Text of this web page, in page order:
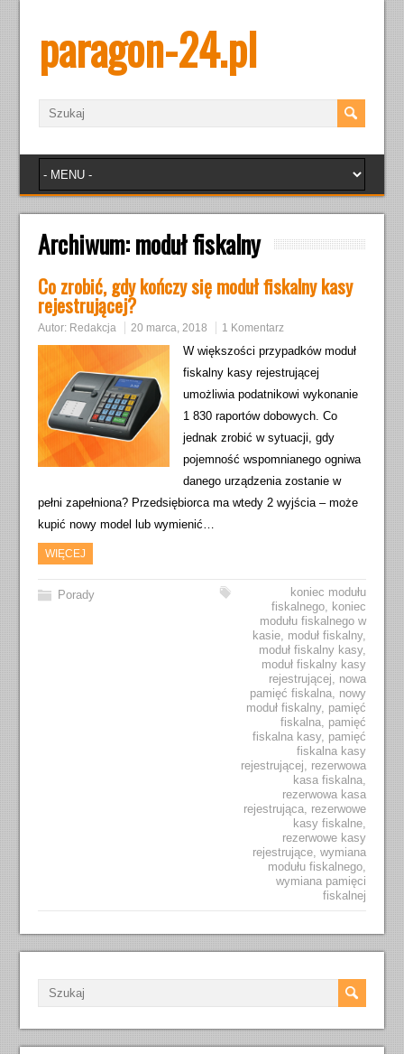
paragon-24.pl
Archiwum:moduł fiskalny
Co zrobić, gdy kończy się moduł fiskalny kasy
rejestrującej?
Autor: Redakcja 20 marca, 2018 1 Komentarz
W większości przypadków moduł
fiskalny kasy rejestrującej
umożliwia podatnikowi wykonanie
1 830 raportów dobowych. Co
jednak zrobić w sytuacji, gdy
pojemność wspomnianego ogniwa
danego urządzenia zostanie w
pełni zapełniona? Przedsiębiorca ma wtedy 2 wyjścia – może
kupić nowy model lub wymienić…
WIĘCEJ
Porady
koniec modułu
fiskalnego, koniec
modułu fiskalnego w
kasie, moduł fiskalny,
moduł fiskalny kasy,
moduł fiskalny kasy
rejestrującej, nowa
pamięć fiskalna, nowy
moduł fiskalny, pamięć
fiskalna, pamięć
fiskalna kasy, pamięć
fiskalna kasy
rejestrującej, rezerwowa
kasa fiskalna,
rezerwowa kasa
rejestrująca, rezerwowe
kasy fiskalne,
rezerwowe kasy
rejestrujące, wymiana
modułu fiskalnego,
wymiana pamięci
fiskalnej